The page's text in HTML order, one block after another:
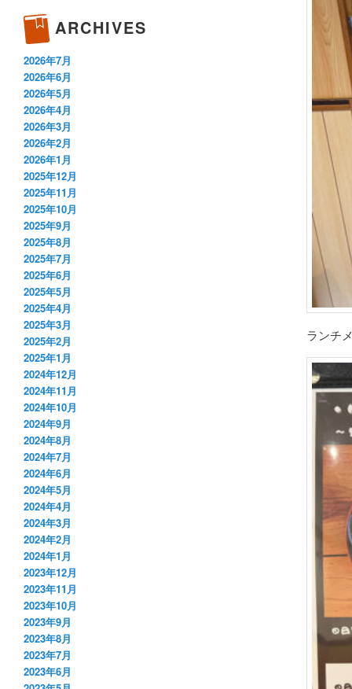
ランチ
ARCHIVES
2026年7月
2026年6月
2026年5月
2026年4月
2026年3月
2026年2月
2026年1月
2025年12月
2025年11月
2025年10月
2025年9月
2025年8月
2025年7月
2025年6月
2025年5月
2025年4月
2025年3月
2025年2月
2025年1月
2024年12月
2024年11月
2024年10月
2024年9月
2024年8月
2024年7月
2024年6月
2024年5月
2024年4月
2024年3月
2024年2月
2024年1月
2023年12月
2023年11月
2023年10月
2023年9月
2023年8月
2023年7月
2023年6月